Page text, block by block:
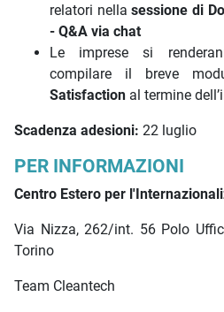
relatori nellasessione di
- Q&A via chat
Le imprese si
compilare il breve
Satisfaction al termine
Scadenza adesioni: 22 luglio
PER INFORMAZIONI
Centro Estero per
Via Nizza, 262/int. 56 Polo
Torino
Team Cleantech